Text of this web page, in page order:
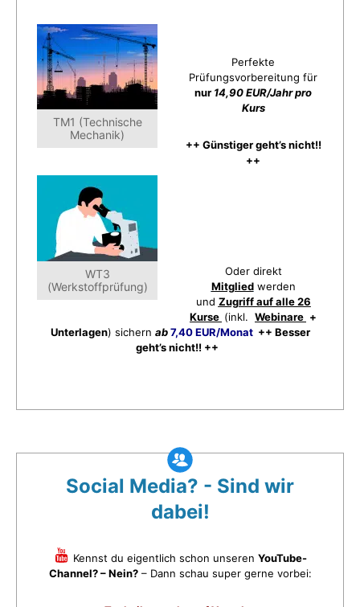
TM1 (Technische
Mechanik)
WT3
(Werkstoffprüfung)
Perfekte
Prüfungsvorbereitung für
nur 14,90 EUR/Jahr pro
Kurs
++ Günstiger geht’s nicht!!
++
Oder direkt
Mitgliedwerden
und Zugriff auf alle 26
Kurse (inkl. Webinare +
Unterlagen) sichern ab7,40 EUR/Monat++ Besser
geht’s nicht!! ++
Social Media? - Sind wir
dabei!
Kennst du eigentlich schon unseren YouTube-
Channel? – Nein?– Dann schau super gerne vorbei: